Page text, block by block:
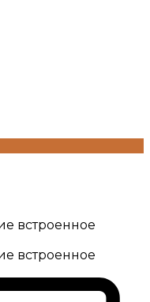
встроенное
встроенное